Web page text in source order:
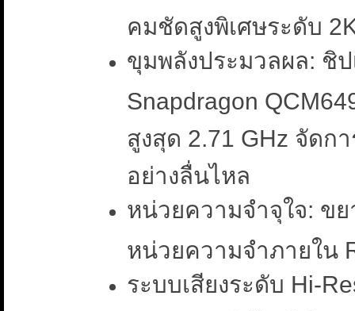
คมชัดสูงพิเศษระดับ
ขุมพลังประมวลผล: ชิ
Snapdragon
สูงสุด 2.71 GHz จัดก
อย่างลื่นไหล
หน่วยความจำจุใจ: ข
หน่วยความจำภายใน
ระบบเสียงระดับ Hi-